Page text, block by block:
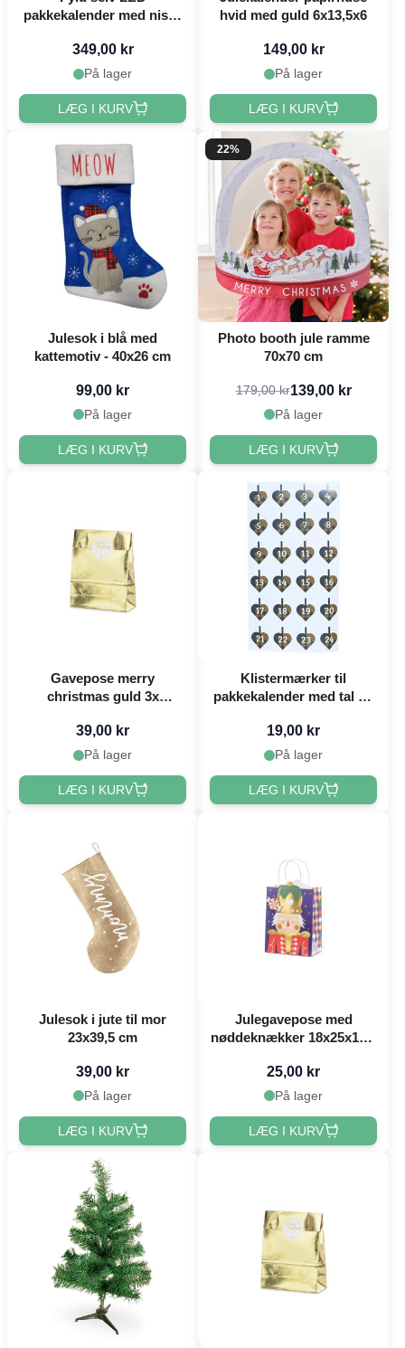
pakkekalender med nisse
Apotek
349,00 kr
På lager
LÆG I KURV
hvid med guld 6x13,5x6
149,00 kr
På lager
LÆG I KURV
Julesok i blå med
kattemotiv - 40x26 cm
99,00 kr
På lager
LÆG I KURV
22%
Photo booth jule ramme
70x70 cm
179,00 kr139,00 kr
På lager
LÆG I KURV
Gavepose merry
christmas guld 3x
39,00 kr
På lager
LÆG I KURV
Klistermærker til
pakkekalender med tal og
Det Gamle Apotek
19,00 kr
På lager
LÆG I KURV
Julesok i jute til mor
23x39,5 cm
39,00 kr
På lager
LÆG I KURV
Julegavepose med
nøddeknækker 18x25x10,5
25,00 kr
På lager
LÆG I KURV